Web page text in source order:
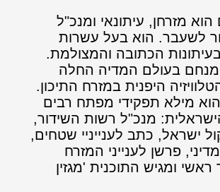
הוא מזרחן, עיתונאי ומנכ"ל
לשעבר. הוא בעל עשרות
בעיתונות הכתובה והמצולמת.
מנחם בעולם המדיה החלה
היפנית במזרח התיכון.
מילא תפקידי מפתח רבים
מנכ"ל רשות השידור,
ישראל, כתב לענייניי שטחים,
פרשן לענייני המזרח
ראשי ומגיש התוכנית 'מגזין